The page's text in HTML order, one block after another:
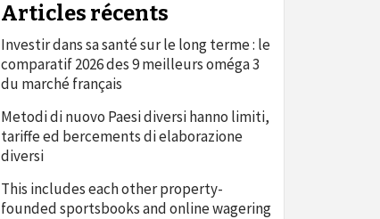
Articles récents
Investir dans sa santé sur le long terme : le
comparatif 2026 des 9 meilleurs oméga 3
du marché français
Metodi di nuovo Paesi diversi hanno limiti,
tariffe ed bercements di elaborazione
diversi
This includes each other property-
founded sportsbooks and online wagering